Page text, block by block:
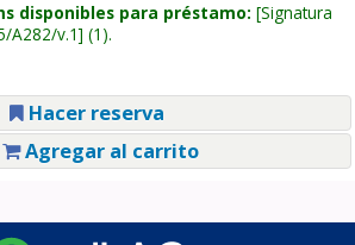
disponibles para préstamo: Signatura
A282/v.1 (1).
Hacer reserva
Agregar al carrito